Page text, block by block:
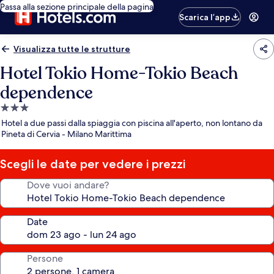
Passa alla sezione principale della pagina
Scarica l’app
Visualizza tutte le strutture
Hotel Tokio Home-Tokio Beach
dependence
Struttura
a
3.0
stelle
Hotel a due passi dalla spiaggia con piscina all'aperto, non lontano da
Pineta di Cervia - Milano Marittima
Scegli le date per vedere i prezzi
Dove vuoi andare?
Date
Persone